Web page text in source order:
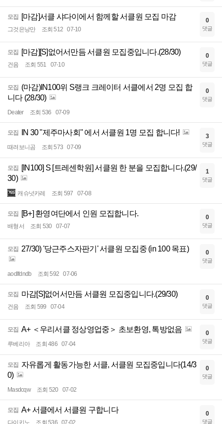
모집 [마감]서클 샤다이에서 함께할 서클원 모집 마감
그것은낭만 조회 512 07-10
0
댓글
모집 [마감][S]없어서만듬 서클원 모집중입니다.(28/30)
건음 조회 551 07-10
0
댓글
모집 (마감)IN100위 S랭크 크레이터 서클에서 2명 모집 합
니다 (28/30)
Deater 조회 536 07-09
0
댓글
모집 IN 30 "제주마사회" 에서 서클원 1명 모집 합니다!
때려보니곰 조회 573 07-09
3
댓글
모집
[IN100] S [트레센학원] 서클원 한 분을 모집합니다.(29/
30)
캐슈넛카레 조회 597 07-08
1
댓글
모집 [B+] 환영여단에서 인원 모집합니다.
배형서 조회 530 07-07
0
댓글
모집 27/30) '당근주스자판기' 서클원 모집중 (in 100 목표)
aodlfdndb 조회 592 07-06
0
댓글
모집 마감[S]없어서만듬 서클원 모집중입니다.(29/30)
건음 조회 599 07-04
0
댓글
모집 A+ ＜우리서클 정상영업중＞ 초보환영, 톡방없음
루베리아 조회 486 07-04
0
댓글
모집 자유롭게 활동가능한 서클, 서클원 모집중입니다(14/3
0)
Masdcqw 조회 520 07-02
0
댓글
모집 A+ 서클에서 서클원 구합니다
다이키노 조회 536 07-02
0
댓글